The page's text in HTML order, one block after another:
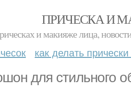
ПРИЧЕСКА И
и макияже лица,
как делать
для стильного